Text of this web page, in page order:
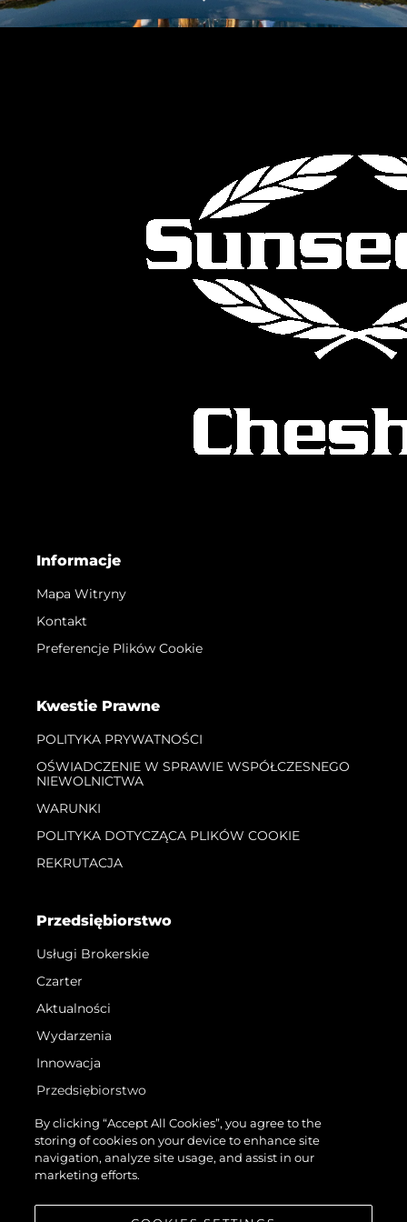
WYCEŃ SWOJĄ ŁÓDŹ
Informacje
Mapa Witryny
Kontakt
Preferencje Plików Cookie
Kwestie Prawne
POLITYKA PRYWATNOŚCI
OŚWIADCZENIE W SPRAWIE WSPÓŁCZESNEGO
NIEWOLNICTWA
WARUNKI
POLITYKA DOTYCZĄCA PLIKÓW COOKIE
REKRUTACJA
Przedsiębiorstwo
Usługi Brokerskie
Czarter
Aktualności
Wydarzenia
Innowacja
Przedsiębiorstwo
Zespół
Styl Życia
Tradycja
By clicking “Accept All Cookies”, you agree to the
storing of cookies on your device to enhance site
navigation, analyze site usage, and assist in our
marketing efforts.